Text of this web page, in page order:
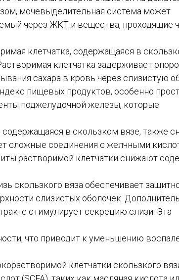
мочевыделительная система может
через ЖКТ и вещества, проходящие
клетчатка, содержащаяся в
клетчатка задерживает
сахара в кровь через слизистую
пищевых продуктов, особенно
поджелудочной железы, которые
содержащаяся в скользком вязе, также
сложные соединения с желчными
растворимой клетчатки снижают
скользкого вяза обеспечивает
слизистых оболочек.
стимулирует секрецию слизи. Эта
что приводит к уменьшению
клетчатки скользкого